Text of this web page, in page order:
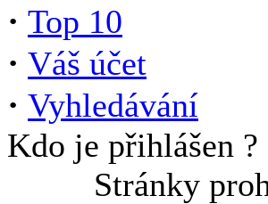
· Top 10
· Váš účet
· Vyhledávání
Kdo je přihlášen ?
Stránky